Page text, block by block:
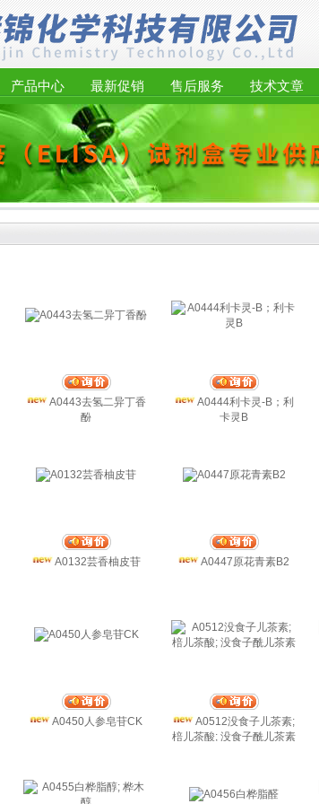
产品中心 最新促销 售后服务 技术文章
A0443去氢二异丁香
酚
A0444利卡灵-B；利
卡灵B
A0132芸香柚皮苷 A0447原花青素B2
A0450人参皂苷CK
A0512没食子儿茶素;
棓儿茶酸; 没食子酰儿茶素